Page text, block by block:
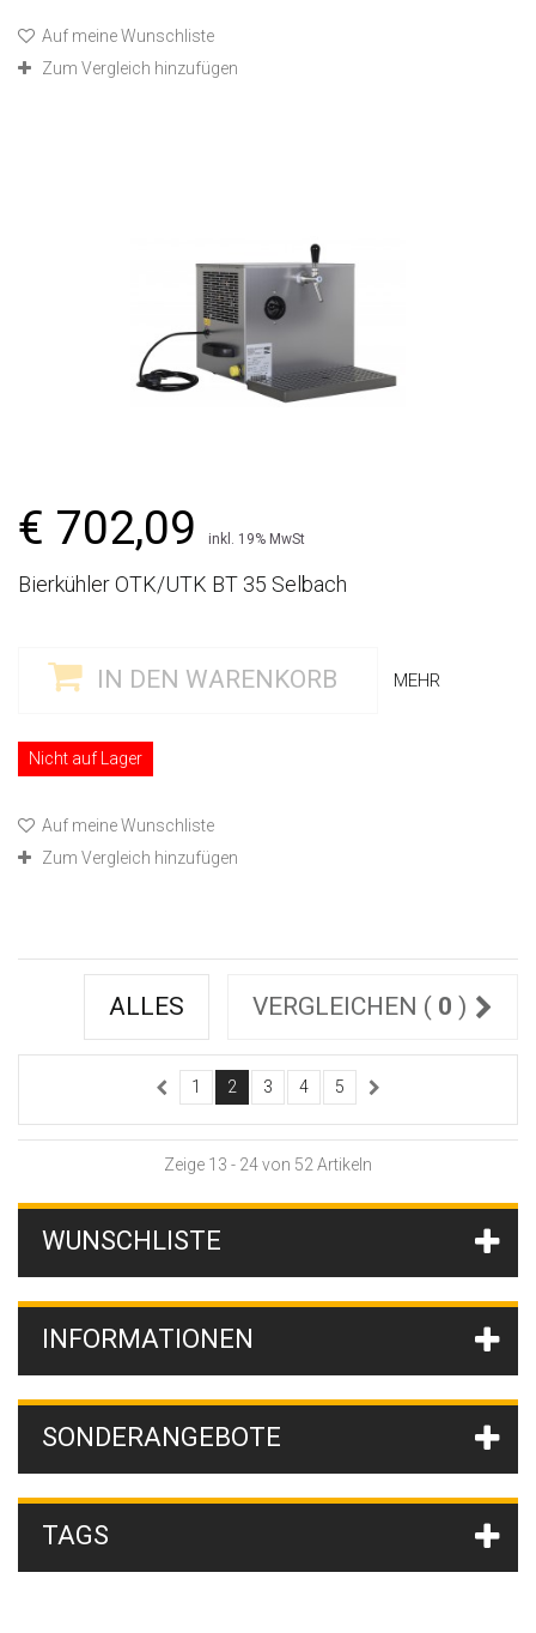
Auf meine Wunschliste
Zum Vergleich hinzufügen
€ 702,09 inkl. 19% MwSt
Bierkühler OTK/UTK BT 35 Selbach
IN DEN WARENKORB MEHR
Nicht auf Lager
Auf meine Wunschliste
Zum Vergleich hinzufügen
VERGLEICHEN ( 0 )
ALLES
1 2 3 4 5
Zeige 13 - 24 von 52 Artikeln
WUNSCHLISTE
INFORMATIONEN
SONDERANGEBOTE
TAGS